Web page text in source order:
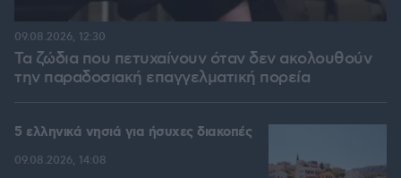
Τα ζώδια που πετυχαίνουν όταν δεν ακολουθούν
την παραδοσιακή επαγγελματική πορεία
09.08.2026, 12:30
5 ελληνικά νησιά για ήσυχες διακοπές
09.08.2026, 14:08